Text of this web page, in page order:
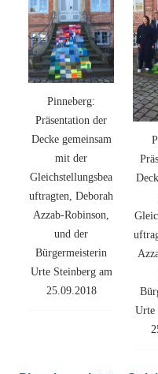
Pinneberg:
Präsentation der
Decke gemeinsam
mit der
Gleichstellungsbea
uftragten, Deborah
Azzab-Robinson,
und der
Bürgermeisterin
Urte Steinberg am
25.09.2018
Urte